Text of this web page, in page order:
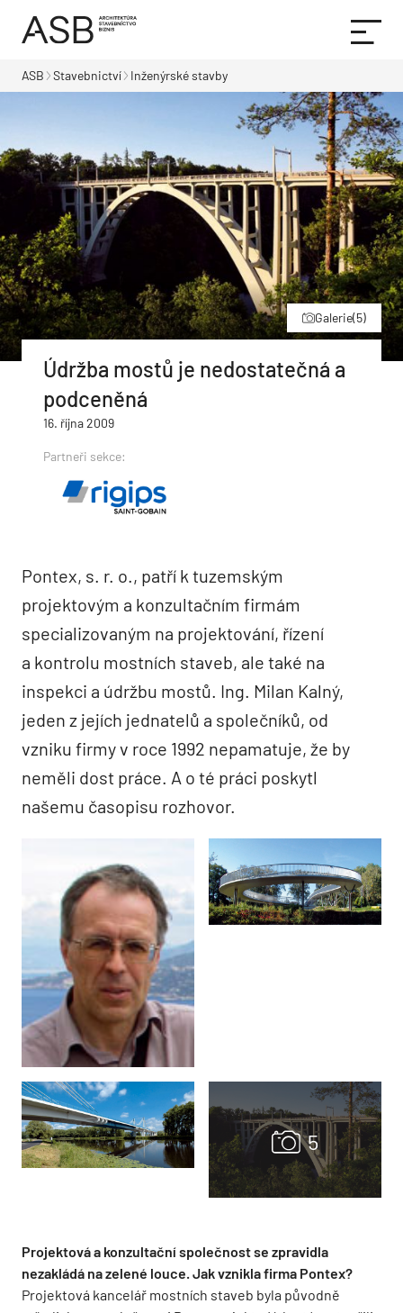
ASB Stavebnictví Inženýrské stavby
Galerie(5)
Údržba mostů je nedostatečná a
podceněná
16. října 2009
Partneři sekce:
Pontex, s. r. o., patří k tuzemským
projektovým a konzultačním firmám
specializovaným na projektování, řízení
a kontrolu mostních­ staveb­, ale také na
inspekci a údržbu mostů. Ing. Milan Kalný,
jeden z jejích jednatelů a společníků, od
vzniku firmy v roce 1992 nepamatuje­, že by
neměli dost práce. A o té práci poskytl
našemu časopisu rozhovor.
Projektová a konzultační společnost se zpravidla
nezakládá na zelené louce. Jak vznikla firma Pontex?
Projektová kancelář mostních staveb byla původně